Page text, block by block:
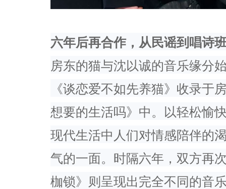
六年后再合作， 从民谣到唱诗
房东的猫与沈以诚的音乐缘分
《谈恋爱不如先养猫》收录于
想要的生活吗》中。以轻松愉
现代生活中人们对情感陪伴的
气的一面。 时隔六年， 双方再
枷锁》则呈现出完全不同的音